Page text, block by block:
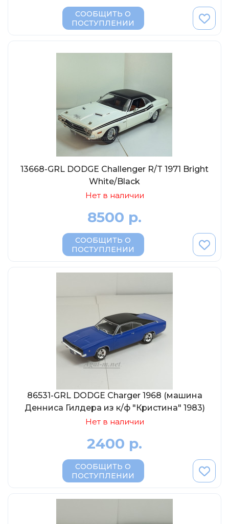
СООБЩИТЬ О
ПОСТУПЛЕНИИ
13668-GRL DODGE Challenger R/T 1971 Bright
White/Black
Нет в наличии
8500 р.
СООБЩИТЬ О
ПОСТУПЛЕНИИ
86531-GRL DODGE Charger 1968 (машина
Денниса Гилдера из к/ф "Кристина" 1983)
Нет в наличии
2400 р.
СООБЩИТЬ О
ПОСТУПЛЕНИИ